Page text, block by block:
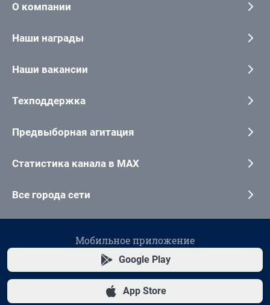
О компании
Наши награды
Наши вакансии
Техподдержка
Предвыборная агитация
Статистика канала в MAX
Все города сети
Мобильное приложение
Google Play
App Store